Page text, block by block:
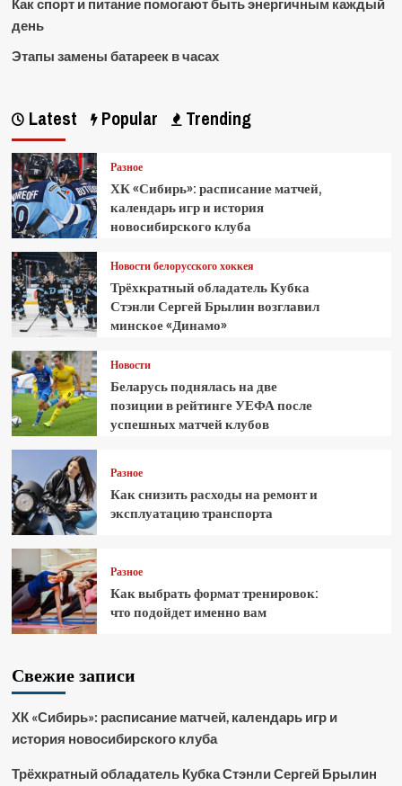
Как спорт и питание помогают быть энергичным каждый
день
Этапы замены батареек в часах
Latest Popular Trending
Разное
ХК «Сибирь»: расписание матчей,
календарь игр и история
новосибирского клуба
Новости белорусского хоккея
Трёхкратный обладатель Кубка
Стэнли Сергей Брылин возглавил
минское «Динамо»
Новости
Беларусь поднялась на две
позиции в рейтинге УЕФА после
успешных матчей клубов
Разное
Как снизить расходы на ремонт и
эксплуатацию транспорта
Разное
Как выбрать формат тренировок:
что подойдет именно вам
Свежие записи
ХК «Сибирь»: расписание матчей, календарь игр и
история новосибирского клуба
Трёхкратный обладатель Кубка Стэнли Сергей Брылин